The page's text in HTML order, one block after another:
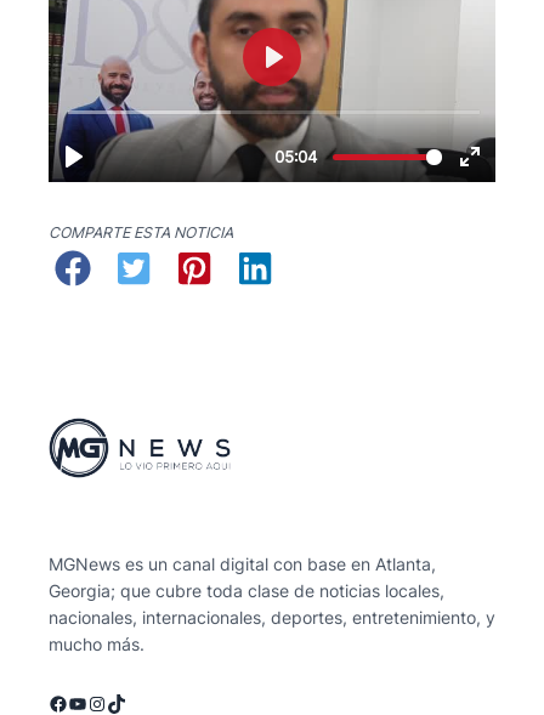
COMPARTE ESTA NOTICIA
MGNews es un canal digital con base en Atlanta,
Georgia; que cubre toda clase de noticias locales,
nacionales, internacionales, deportes, entretenimiento, y
mucho más.
Facebook
YouTube
Instagram
TikTok